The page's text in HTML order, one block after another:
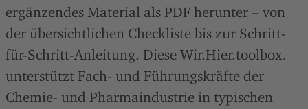
ergänzendes Material als PDF herunter – von
der übersichtlichen Checkliste bis zur Schritt-
für-Schritt-Anleitung. Diese Wir.Hier.toolbox.
unterstützt Fach- und Führungskräfte der
Chemie- und Pharmaindustrie in typischen